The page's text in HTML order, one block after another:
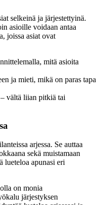
selkeinä ja järjestettyinä.
asioille voidaan antaa
joissa asiat ovat
mitä asioita
ja mieti, mikä on paras tapa
vältä liian pitkiä tai
arjessa. Se auttaa
sekä muistamaan
lueteloa apunasi eri
on monia
järjestyksen